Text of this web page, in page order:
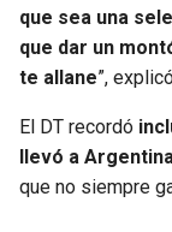
que sea una
que dar un
te allane”,
El DT recordó
llevó a
que no siempre